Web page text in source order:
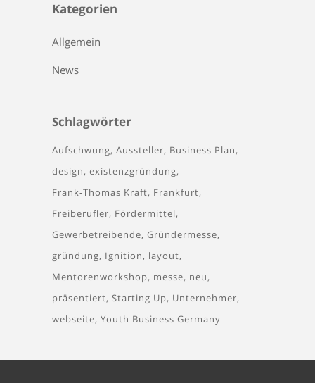
Kategorien
Allgemein
News
Schlagwörter
Aufschwung Aussteller Business Plan
design existenzgründung
Frank-Thomas Kraft Frankfurt
Freiberufler Fördermittel
Gewerbetreibende Gründermesse
gründung Ignition
layout
Mentorenworkshop messe neu
präsentiert Starting Up Unternehmer
webseite Youth Business Germany